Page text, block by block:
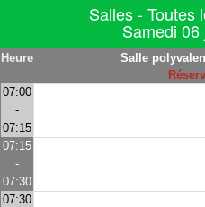
Salles - Toutes
Samedi
Heure
Salle
07:00
-
07:15
07:15
-
07:30
07:30